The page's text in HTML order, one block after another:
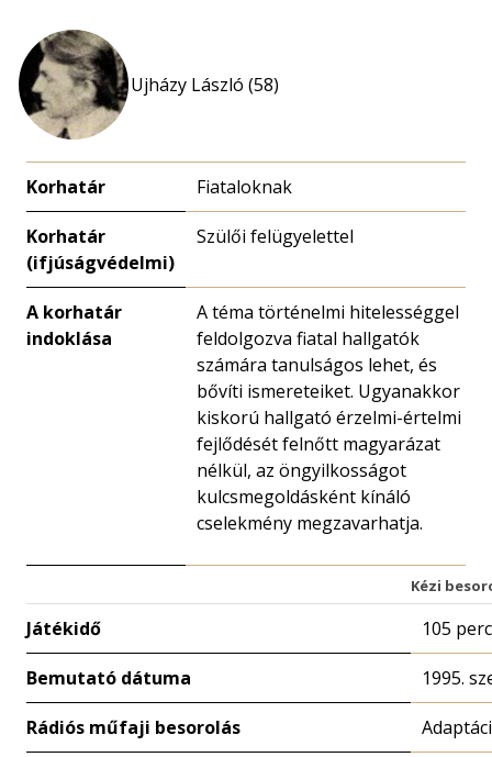
Ujházy László (58)
Korhatár Fiataloknak
Korhatár
(ifjúságvédelmi)
Szülői felügyelettel
A korhatár
indoklása
A téma történelmi hitelességgel
feldolgozva fiatal hallgatók
számára tanulságos lehet, és
bővíti ismereteiket. Ugyanakkor
kiskorú hallgató érzelmi-értelmi
fejlődését felnőtt magyarázat
nélkül, az öngyilkosságot
kulcsmegoldásként kínáló
cselekmény megzavarhatja.
Kézi
Játékidő 105 perc
Bemutató dátuma 1995.
Rádiós műfaji besorolás